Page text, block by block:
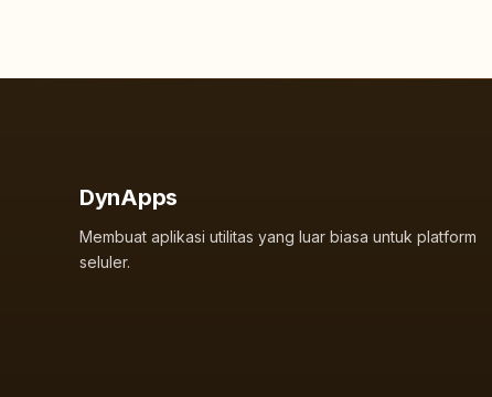
DynApps
Membuat aplikasi utilitas yang luar biasa untuk platform
seluler.